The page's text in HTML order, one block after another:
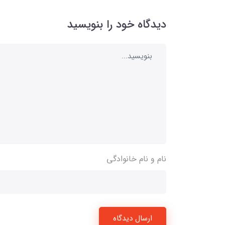
دیدگاه خود را بنویسید
نام و نام خانوادگی
ارسال دیدگاه